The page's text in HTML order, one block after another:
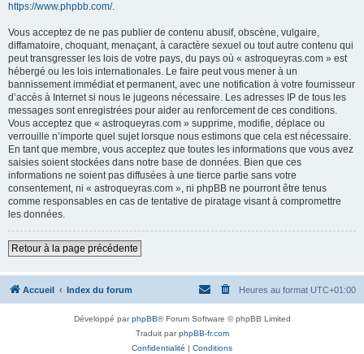
https://www.phpbb.com/.
Vous acceptez de ne pas publier de contenu abusif, obscène, vulgaire,
diffamatoire, choquant, menaçant, à caractère sexuel ou tout autre contenu qui
peut transgresser les lois de votre pays, du pays où « astroqueyras.com » est
hébergé ou les lois internationales. Le faire peut vous mener à un
bannissement immédiat et permanent, avec une notification à votre fournisseur
d’accès à Internet si nous le jugeons nécessaire. Les adresses IP de tous les
messages sont enregistrées pour aider au renforcement de ces conditions.
Vous acceptez que « astroqueyras.com » supprime, modifie, déplace ou
verrouille n’importe quel sujet lorsque nous estimons que cela est nécessaire.
En tant que membre, vous acceptez que toutes les informations que vous avez
saisies soient stockées dans notre base de données. Bien que ces
informations ne soient pas diffusées à une tierce partie sans votre
consentement, ni « astroqueyras.com », ni phpBB ne pourront être tenus
comme responsables en cas de tentative de piratage visant à compromettre
les données.
Retour à la page précédente
Accueil Index du forum Heures au format UTC+01:00
Développé parphpBB® Forum Software © phpBB Limited
Traduit parphpBB-fr.com
Confidentialité | Conditions